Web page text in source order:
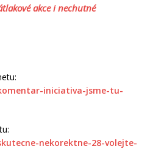
akce i nechutné
iniciativa-jsme-tu-
nekorektne-28-volejte-